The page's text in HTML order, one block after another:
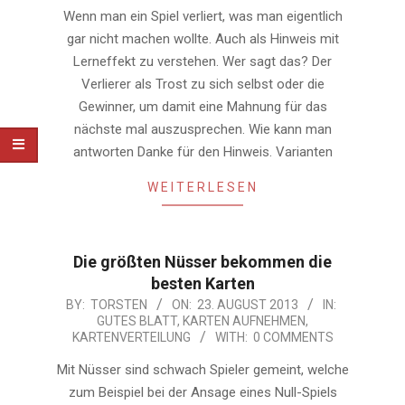
Wenn man ein Spiel verliert, was man eigentlich
gar nicht machen wollte. Auch als Hinweis mit
Lerneffekt zu verstehen. Wer sagt das? Der
Verlierer als Trost zu sich selbst oder die
Gewinner, um damit eine Mahnung für das
nächste mal auszusprechen. Wie kann man
antworten Danke für den Hinweis. Varianten
WEITERLESEN
Die größten Nüsser bekommen die
besten Karten
2013-
BY: TORSTEN ON: 23. AUGUST 2013
IN:
GUTES BLATT, KARTEN AUFNEHMEN,
KARTENVERTEILUNG
WITH: 0 COMMENTS
Mit Nüsser sind schwach Spieler gemeint, welche
zum Beispiel bei der Ansage eines Null-Spiels